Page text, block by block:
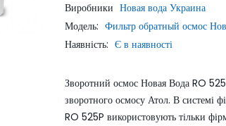
Виробники Новая вода Украина
Модель: Фильтр обратный осмос
Наявність: Є в наявності
Зворотний осмос Новая Вода RO
зворотного осмосу Атол. В системі
RO 525P використовують тільки